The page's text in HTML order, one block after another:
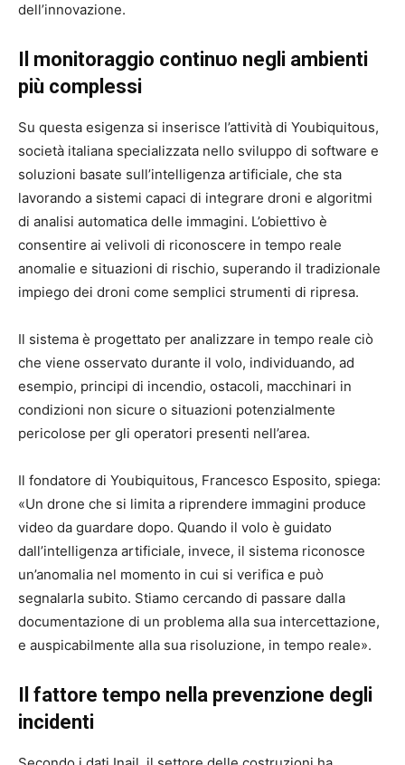
dell’innovazione.
Il monitoraggio continuo negli ambienti
più complessi
Su questa esigenza si inserisce l’attività di Youbiquitous,
società italiana specializzata nello sviluppo di software e
soluzioni basate sull’intelligenza artificiale, che sta
lavorando a sistemi capaci di integrare droni e algoritmi
di analisi automatica delle immagini. L’obiettivo è
consentire ai velivoli di riconoscere in tempo reale
anomalie e situazioni di rischio, superando il tradizionale
impiego dei droni come semplici strumenti di ripresa.
Il sistema è progettato per analizzare in tempo reale ciò
che viene osservato durante il volo, individuando, ad
esempio, principi di incendio, ostacoli, macchinari in
condizioni non sicure o situazioni potenzialmente
pericolose per gli operatori presenti nell’area.
Il fondatore di Youbiquitous, Francesco Esposito, spiega:
«Un drone che si limita a riprendere immagini produce
video da guardare dopo. Quando il volo è guidato
dall’intelligenza artificiale, invece, il sistema riconosce
un’anomalia nel momento in cui si verifica e può
segnalarla subito. Stiamo cercando di passare dalla
documentazione di un problema alla sua intercettazione,
e auspicabilmente alla sua risoluzione, in tempo reale».
Il fattore tempo nella prevenzione degli
incidenti